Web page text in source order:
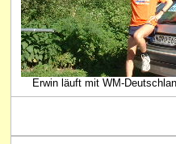
Erwin läuft mit WM-